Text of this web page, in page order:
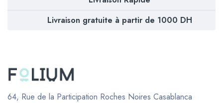
Livraison gratuite à partir de 1000 DH
64, Rue de la Participation Roches Noires Casablanca